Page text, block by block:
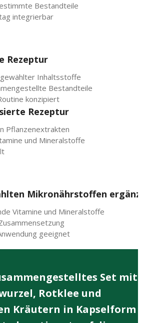
Bestandteile
integrierbar
Rezeptur
Inhaltsstoffe
Bestandteile
konzipiert
Rezeptur
Pflanzenextrakten
und Mineralstoffe
Mikronährstoffen ergänzt
Vitamine und Mineralstoffe
geeignet
Set mit
Rotklee und
Kräutern in Kapselform